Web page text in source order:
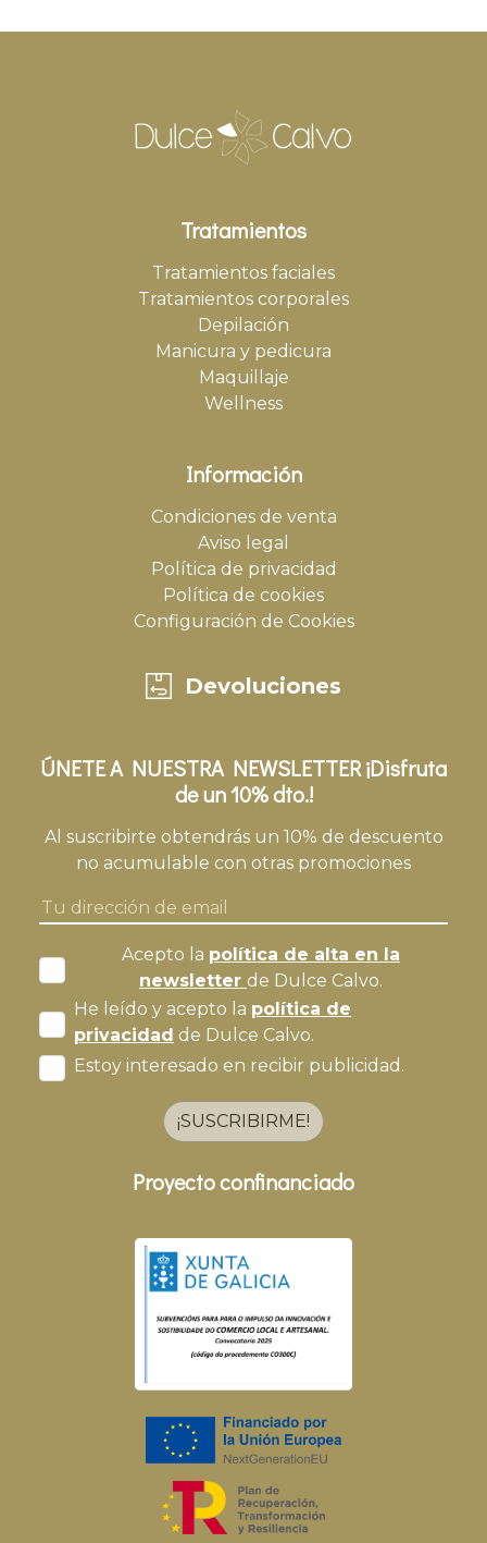
Tratamientos
Tratamientos faciales
Tratamientos corporales
Depilación
Manicura y pedicura
Maquillaje
Wellness
Información
Condiciones de venta
Aviso legal
Política de privacidad
Política de cookies
Configuración de Cookies
Devoluciones
ÚNETE A NUESTRA NEWSLETTER ¡Disfruta
de un 10% dto.!
Al suscribirte obtendrás un 10% de descuento
no acumulable con otras promociones
Acepto la política de alta en la
newsletter de Dulce Calvo.
He leído y acepto la política de
privacidad de Dulce Calvo.
Estoy interesado en recibir publicidad.
¡SUSCRIBIRME!
Proyecto confinanciado